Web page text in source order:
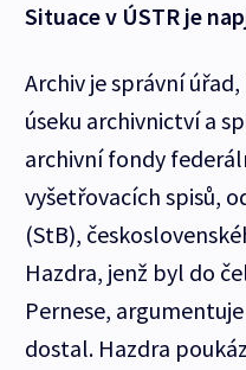
Situace v ÚSTR je
Archiv je správní
úseku archivnictví a
archivní fondy
vyšetřovacích spisů,
(StB),
Hazdra, jenž byl do
Pernese,
dostal. Hazdra